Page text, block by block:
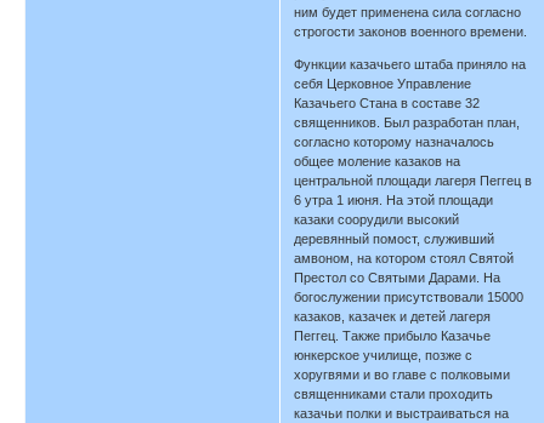
ним будет применена сила согласно
строгости законов военного времени.
Функции казачьего штаба приняло на
себя Церковное Управление
Казачьего Стана в составе 32
священников. Был разработан план,
согласно которому назначалось
общее моление казаков на
центральной площади лагеря Пеггец в
6 утра 1 июня. На этой площади
казаки соорудили высокий
деревянный помост, служивший
амвоном, на котором стоял Святой
Престол со Святыми Дарами. На
богослужении присутствовали 15000
казаков, казачек и детей лагеря
Пеггец. Также прибыло Казачье
юнкерское училище, позже с
хоругвями и во главе с полковыми
священниками стали проходить
казачьи полки и выстраиваться на